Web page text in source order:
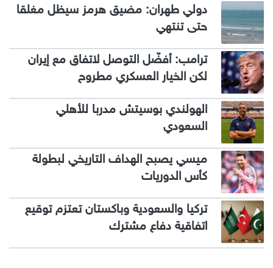
دولي طهران: مضيق هرمز سيظل مغلقا
حتى تنتهي
ترامب: أفضّل التوصل لاتفاق مع إيران
لكن الخيار العسكري مطروح
الهولندي بوسيتش مدربا للأهلي
السعودي
ميسي يصبح الهداف التاريخي لبطولة
كأس الدوريات
تركيا والسعودية وباكستان تعتزم توقيع
اتفاقية دفاع مشترك